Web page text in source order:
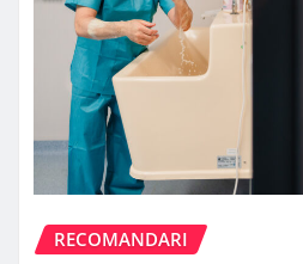
RECOMANDARI